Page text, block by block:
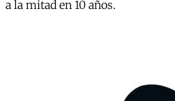
a la mitad en 10 años.